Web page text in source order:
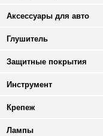
Аксессуары для авто
Глушитель
Защитные покрытия
Инструмент
Крепеж
Лампы